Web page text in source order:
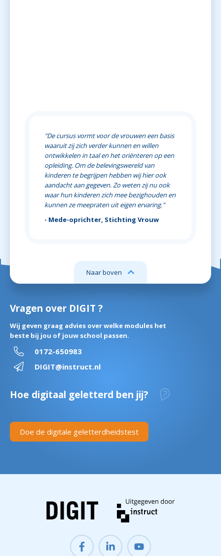
"De cursus vormt voor de vrouwen een basis
waaruit zij zich verder kunnen en willen
ontwikkelen in taal en het oriënteren op een
opleiding. Om de belevingswereld van
kinderen te begrijpen hebben wij hier ook
aandacht aan gegeven. Zo weten zij nu ook
waar hun kinderen zich mee bezighouden en
kunnen ze meepraten uit eigen ervaring."
- Mede-oprichter, Stichting Vrouw
Naar boven
Vragen over DIGIT ?
Wij geven graag advies over welke modules het
beste bij jou of jouw school passen.
0172-650983
DIGIT@instruct.nl
Hoe digitaal geletterd ben jij?
Doe de digitale geletterdheidstest